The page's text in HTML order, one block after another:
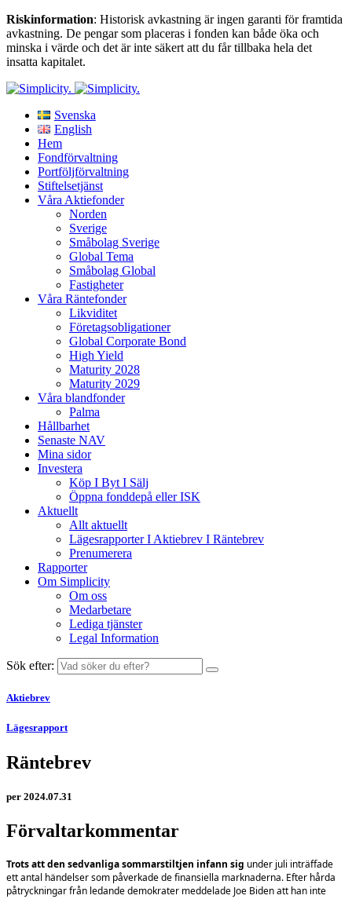
Riskinformation: Historisk avkastning är ingen garanti för framtida
avkastning. De pengar som placeras i fonden kan både öka och
minska i värde och det är inte säkert att du får tillbaka hela det
insatta kapitalet.
Svenska
English
Hem
Fondförvaltning
Portföljförvaltning
Stiftelsetjänst
Våra Aktiefonder
Norden
Sverige
Småbolag Sverige
Global Tema
Småbolag Global
Fastigheter
Våra Räntefonder
Likviditet
Företagsobligationer
Global Corporate Bond
High Yield
Maturity 2028
Maturity 2029
Våra blandfonder
Palma
Hållbarhet
Senaste NAV
Mina sidor
Investera
Köp I Byt I Sälj
Öppna fonddepå eller ISK
Aktuellt
Allt aktuellt
Lägesrapporter I Aktiebrev I Räntebrev
Prenumerera
Rapporter
Om Simplicity
Om oss
Medarbetare
Lediga tjänster
Legal Information
Sök efter:
Aktiebrev
Lägesrapport
Räntebrev
per 2024.07.31
Förvaltarkommentar
Trots att den sedvanliga sommarstiltjen infann sig under juli inträffade
ett antal händelser som påverkade de finansiella marknaderna. Efter hårda
påtryckningar från ledande demokrater meddelade Joe Biden att han inte